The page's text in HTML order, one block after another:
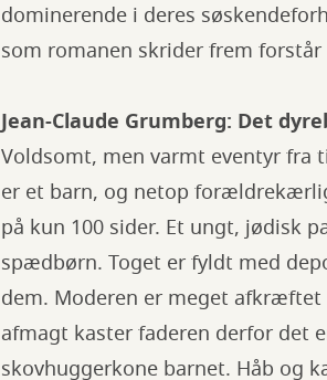
dominerende i deres
som romanen skrider frem
Jean-Claude Grumberg: Det
Voldsomt, men varmt eventyr fra
er et barn, og netop
på kun 100 sider. Et ungt, jødisk
spædbørn. Toget er fyldt med
dem. Moderen er meget
afmagt kaster faderen derfor det
skovhuggerkone barnet. Håb og